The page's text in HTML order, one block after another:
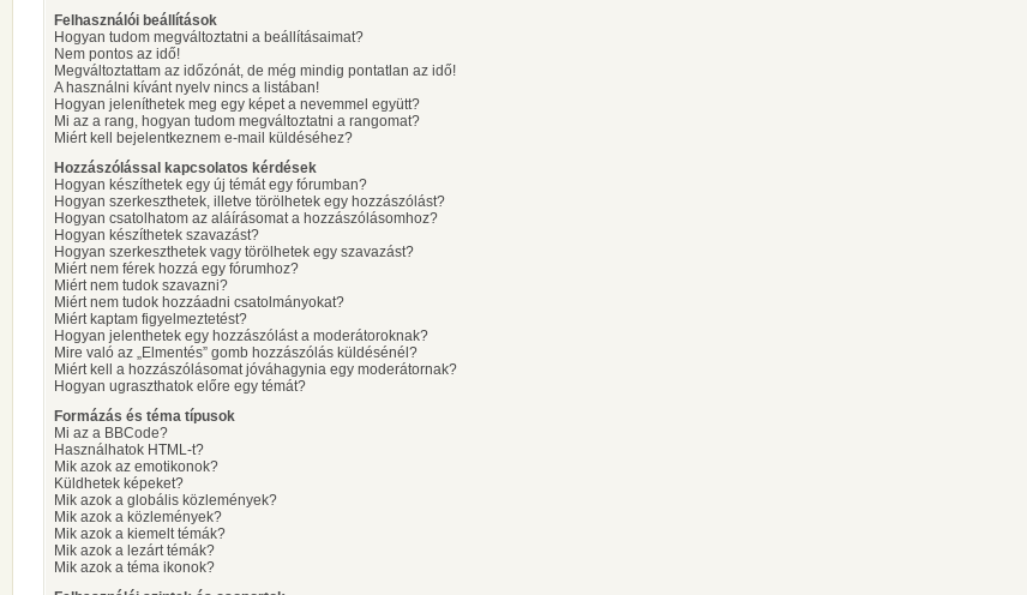
Felhasználói beállítások
Hogyan tudom megváltoztatni a beállításaimat?
Nem pontos az idő!
Megváltoztattam az időzónát, de még mindig pontatlan az idő!
A használni kívánt nyelv nincs a listában!
Hogyan jeleníthetek meg egy képet a nevemmel együtt?
Mi az a rang, hogyan tudom megváltoztatni a rangomat?
Miért kell bejelentkeznem e-mail küldéséhez?
Hozzászólással kapcsolatos kérdések
Hogyan készíthetek egy új témát egy fórumban?
Hogyan szerkeszthetek, illetve törölhetek egy hozzászólást?
Hogyan csatolhatom az aláírásomat a hozzászólásomhoz?
Hogyan készíthetek szavazást?
Hogyan szerkeszthetek vagy törölhetek egy szavazást?
Miért nem férek hozzá egy fórumhoz?
Miért nem tudok szavazni?
Miért nem tudok hozzáadni csatolmányokat?
Miért kaptam figyelmeztetést?
Hogyan jelenthetek egy hozzászólást a moderátoroknak?
Mire való az „Elmentés” gomb hozzászólás küldésénél?
Miért kell a hozzászólásomat jóváhagynia egy moderátornak?
Hogyan ugraszthatok előre egy témát?
Formázás és téma típusok
Mi az a BBCode?
Használhatok HTML-t?
Mik azok az emotikonok?
Küldhetek képeket?
Mik azok a globális közlemények?
Mik azok a közlemények?
Mik azok a kiemelt témák?
Mik azok a lezárt témák?
Mik azok a téma ikonok?